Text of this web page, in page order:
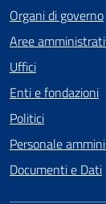
Organi di governo
Aree
Uffici
Enti e fondazioni
Politici
Personale
Documenti e Dati